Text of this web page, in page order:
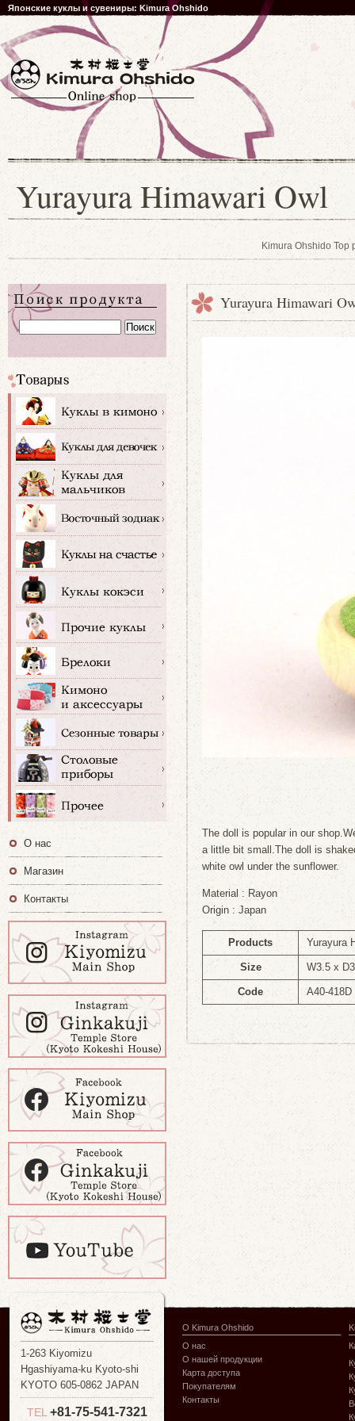
Японские куклы и сувениры: Kimura Ohshido
Yurayura Himawari Owl
Kimura Ohshido Top
Yurayura Himawari
The doll is popular in our
a little bit small.The doll is
white owl under the sunflower.
Material : Rayon
Origin : Japan
Products Yurayura
Size W3.5 x
Code A40-418D
О нас
Магазин
Контакты
1-263 Kiyomizu
Hgashiyama-ku Kyoto-shi
KYOTO 605-0862 JAPAN
TEL +81-75-541-7321
О Kimura Ohshido
О нас
О нашей продукции
Карта доступа
Покупателям
Контакты